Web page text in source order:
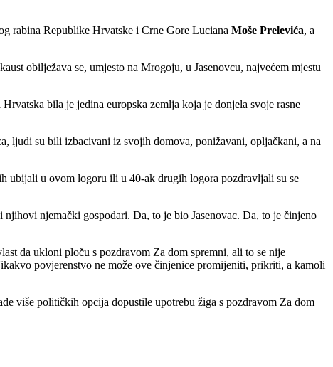
rabina Republike Hrvatske i Crne Gore Luciana Moše Prelevića, a
obilježava se, umjesto na Mrogoju, u Jasenovcu, najvećem mjestu
bila je jedina europska zemlja koja je donjela svoje rasne
ljudi su bili izbacivani iz svojih domova, ponižavani, opljačkani, a na
ubijali u ovom logoru ili u 40-ak drugih logora pozdravljali su se
njemački gospodari. Da, to je bio Jasenovac. Da, to je činjeno
da ukloni ploču s pozdravom Za dom spremni, ali to se nije
povjerenstvo ne može ove činjenice promijeniti, prikriti, a kamoli
više političkih opcija dopustile upotrebu žiga s pozdravom Za dom